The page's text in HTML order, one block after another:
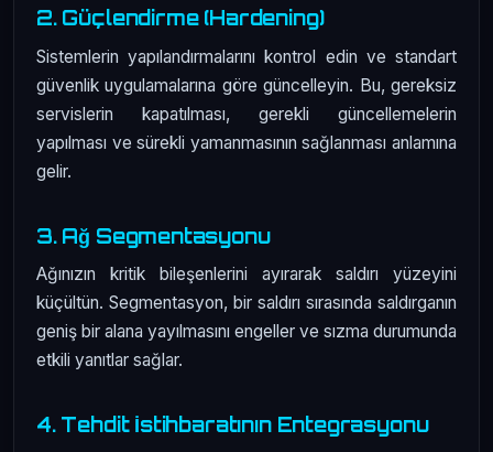
2. Güçlendirme (Hardening)
Sistemlerin yapılandırmalarını kontrol edin ve standart
güvenlik uygulamalarına göre güncelleyin. Bu, gereksiz
servislerin kapatılması, gerekli güncellemelerin
yapılması ve sürekli yamanmasının sağlanması anlamına
gelir.
3. Ağ Segmentasyonu
Ağınızın kritik bileşenlerini ayırarak saldırı yüzeyini
küçültün. Segmentasyon, bir saldırı sırasında saldırganın
geniş bir alana yayılmasını engeller ve sızma durumunda
etkili yanıtlar sağlar.
4. Tehdit İstihbaratının Entegrasyonu